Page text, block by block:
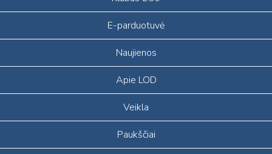
E-parduotuvė
Naujienos
Apie LOD
Veikla
Paukščiai